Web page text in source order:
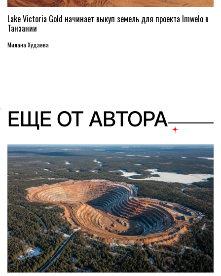
Lake Victoria Gold начинает выкуп земель для проекта Imwelo в
Танзании
Милана Худаева
ЕЩЕ ОТ АВТОРА